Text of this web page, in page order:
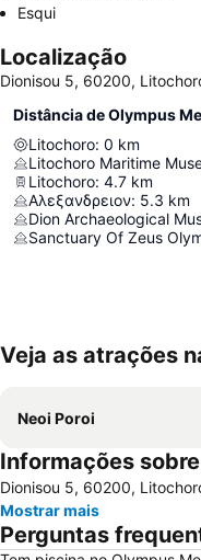
Esqui
Localização
Dionisou 5, 60200,
Distância de Olympus
Litochoro: 0 km
Litochoro Maritime
Litochoro: 4.7 km
Αλεξανδρειον: 5.3 km
Dion Archaeological
Sanctuary Of Zeus
Veja as atrações
Neoi Poroi
Informações
Dionisou 5, 60200,
Mostrar mais
Perguntas